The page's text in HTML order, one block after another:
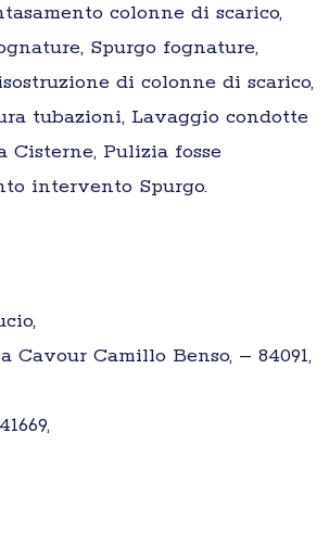
colonne di scarico,
Spurgo fognature,
di colonne di scarico,
tubazioni, Lavaggio condotte
Cisterne, Pulizia fosse
intervento Spurgo.
Cavour Camillo Benso, – 84091,